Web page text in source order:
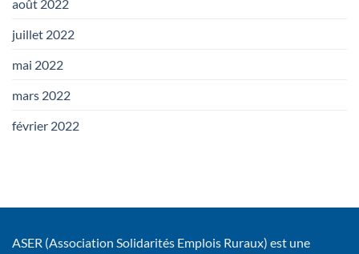
août 2022
juillet 2022
mai 2022
mars 2022
février 2022
ASER (Association Solidarités Emplois Ruraux) est une